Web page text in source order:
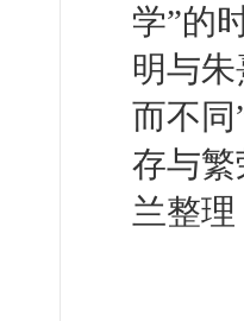
学”的
明与
而不
存与
兰整